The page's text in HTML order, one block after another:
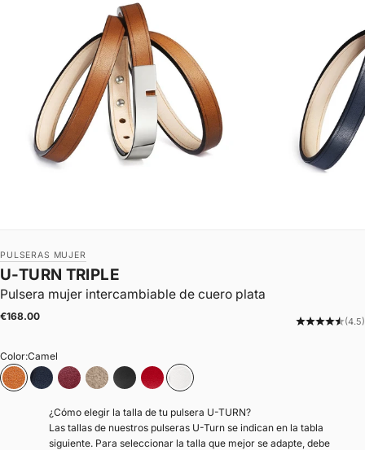
PULSERAS MUJER
Pulsera mujer intercambiable de cuero plata
U-TURN TRIPLE
Precio de oferta
€168.00 (4.5)
Color:Camel
Camel Azul marino
BurdeosAvellanaNegroRojo Blanco
¿Cómo elegir la talla de tu pulsera U-TURN?
Las tallas de nuestros pulseras U-Turn se indican en la tabla
siguiente. Para seleccionar la talla que mejor se adapte, debe